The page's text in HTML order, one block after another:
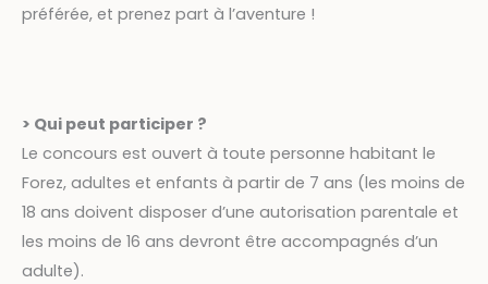
préférée, et prenez part à l’aventure !
> Qui peut participer ?
Le concours est ouvert à toute personne habitant le
Forez, adultes et enfants à partir de 7 ans (les moins de
18 ans doivent disposer d’une autorisation parentale et
les moins de 16 ans devront être accompagnés d’un
adulte).